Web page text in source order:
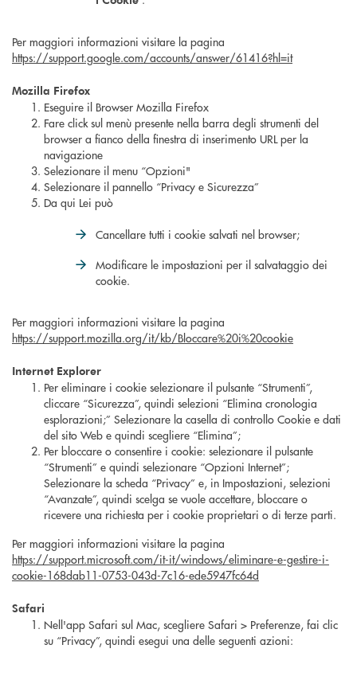
Per maggiori informazioni visitare la pagina
https://support.google.com/accounts/answer/61416?hl=it
Mozilla Firefox
Eseguire il Browser Mozilla Firefox
Fare click sul menù presente nella barra degli strumenti del
browser a fianco della finestra di inserimento URL per la
navigazione
Selezionare il menu “Opzioni"
Selezionare il pannello “Privacy e Sicurezza”
Da qui Lei può
Cancellare tutti i cookie salvati nel browser;
Modificare le impostazioni per il salvataggio dei
cookie.
Per maggiori informazioni visitare la pagina
https://support.mozilla.org/it/kb/Bloccare%20i%20cookie
Internet Explorer
Per eliminare i cookie selezionare il pulsante “Strumenti”,
cliccare “Sicurezza”, quindi selezioni “Elimina cronologia
esplorazioni;” Selezionare la casella di controllo Cookie e dati
del sito Web e quindi scegliere “Elimina”;
Per bloccare o consentire i cookie: selezionare il pulsante
“Strumenti” e quindi selezionare “Opzioni Internet”;
Selezionare la scheda “Privacy” e, in Impostazioni, selezioni
“Avanzate”, quindi scelga se vuole accettare, bloccare o
ricevere una richiesta per i cookie proprietari o di terze parti.
Per maggiori informazioni visitare la pagina
https://support.microsoft.com/it-it/windows/eliminare-e-gestire-i-
cookie-168dab11-0753-043d-7c16-ede5947fc64d
Safari
Nell'app Safari sul Mac, scegliere Safari > Preferenze, fai clic
su “Privacy”, quindi esegui una delle seguenti azioni: